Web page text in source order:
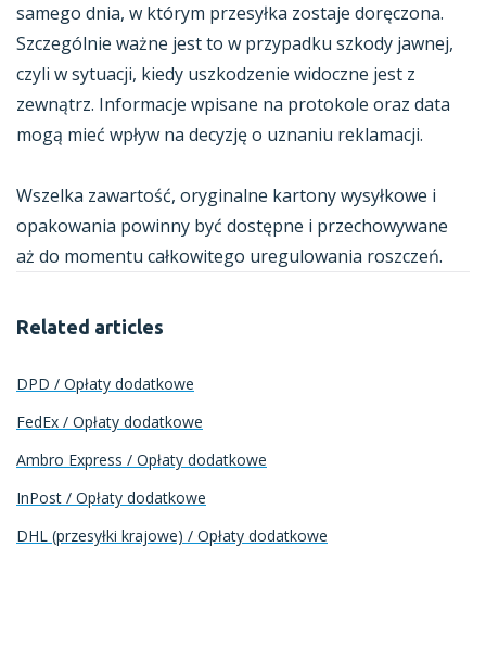
samego dnia, w którym przesyłka zostaje doręczona.
Szczególnie ważne jest to w przypadku szkody jawnej,
czyli w sytuacji, kiedy uszkodzenie widoczne jest z
zewnątrz. Informacje wpisane na protokole oraz data
mogą mieć wpływ na decyzję o uznaniu reklamacji.
Wszelka zawartość, oryginalne kartony wysyłkowe i
opakowania powinny być dostępne i przechowywane
aż do momentu całkowitego uregulowania roszczeń.
Related articles
DPD / Opłaty dodatkowe
FedEx / Opłaty dodatkowe
Ambro Express / Opłaty dodatkowe
InPost / Opłaty dodatkowe
DHL (przesyłki krajowe) / Opłaty dodatkowe